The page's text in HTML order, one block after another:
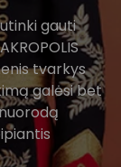
gauti
tvarkys
galėsi bet